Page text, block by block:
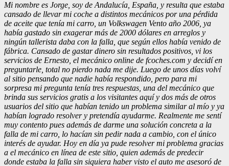
Mi nombre es Jorge, soy de Andalucía, España, y resulta que estaba
cansado de llevar mi coche a distintos mecánicos por una pérdida
de aceite que tenía mi carro, un Volkswagen Vento año 2006, ya
había gastado sin exagerar más de 2000 dólares en arreglos y
ningún tallerista daba con la falla, que según ellos había venido de
fábrica. Cansado de gastar dinero sin resultados positivos, vi los
servicios de Ernesto, el mecánico online de fcoches.com y decidí en
preguntarle, total no pierdo nada me dije. Luego de unos días volví
al sitio pensando que nadie había respondido, pero para mi
sorpresa mi pregunta tenía tres respuestas, una del mecánico que
brinda sus servicios gratis a los visitantes aquí y dos más de otros
usuarios del sitio que habían tenido un problema similar al mío y ya
habían logrado resolver y pretendía ayudarme. Realmente me sentí
muy contento pues además de darme una solución concreta a la
falla de mi carro, lo hacían sin pedir nada a cambio, con el único
interés de ayudar. Hoy en día ya pude resolver mi problema gracias
a el mecánico en línea de este sitio, quien además de predecir
donde estaba la falla sin siquiera haber visto el auto me asesoró de